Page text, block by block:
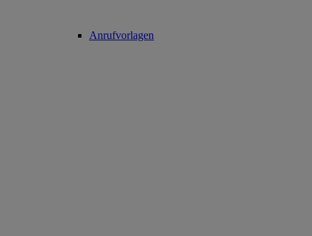
Anrufvorlagen